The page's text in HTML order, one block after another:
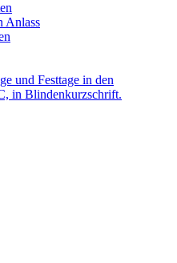
Anlass
und Festtage in den
in Blindenkurzschrift.